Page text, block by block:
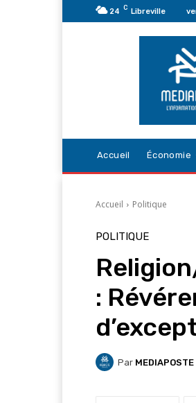
24 C Libreville
Accueil Économie
Accueil Politique
POLITIQUE
:
Par MEDIAPOSTE